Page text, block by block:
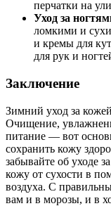
перчатки на
Уход за
ломкими и
и кремы для
для рук и
Заключение
Зимний уход за
Очищение,
питание — вот
сохранить кожу
забывайте об уходе
кожу от сухости в
воздуха. С
вам и в морозы, и в